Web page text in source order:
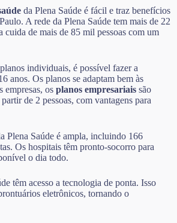
da Plena Saúde é fácil e traz benefícios
A rede da Plena Saúde tem mais de 22
cuida de mais de 85 mil pessoas com um
individuais, é possível fazer a
anos. Os planos se adaptam bem às
empresas, os planos empresariais são
de 2 pessoas, com vantagens para
Plena Saúde é ampla, incluindo 166
Os hospitais têm pronto-socorro para
o dia todo.
têm acesso a tecnologia de ponta. Isso
eletrônicos, tornando o